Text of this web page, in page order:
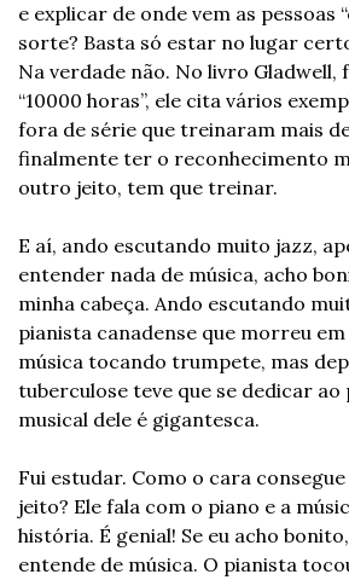
e explicar de onde vem as pessoas
sorte? Basta só estar no lugar
Na verdade não. No livro Gladwell,
“10000 horas”, ele cita vários
fora de série que treinaram mais
finalmente ter o reconhecimento
outro jeito, tem que treinar.
E aí, ando escutando muito jazz,
entender nada de música, acho
minha cabeça. Ando escutando
pianista canadense que morreu
música tocando trumpete, mas
tuberculose teve que se dedicar ao
musical dele é gigantesca.
Fui estudar. Como o cara
jeito? Ele fala com o piano e a
história. É genial! Se eu acho
entende de música. O pianista